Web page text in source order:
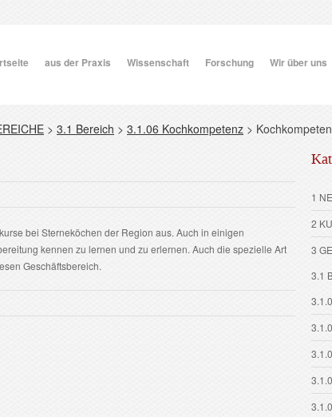
aus der Praxis Wissenschaft Forschung Wir über uns
> 3.1 Bereich > 3.1.06 Kochkompetenz >
bei Sterneköchen der Region aus. Auch in einigen
kennen zu lernen und zu erlernen. Auch die spezielle Art
Geschäftsbereich.
1
2
3
3.1